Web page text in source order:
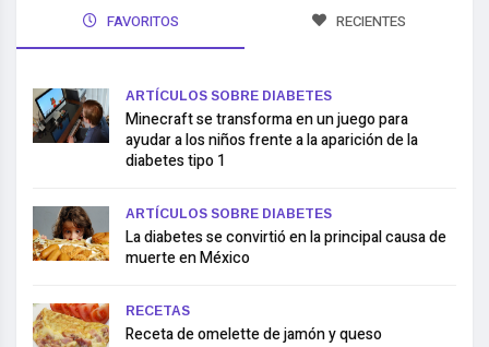
FAVORITOS RECIENTES
ARTÍCULOS SOBRE DIABETES
Minecraft se transforma en un juego para
ayudar a los niños frente a la aparición de la
diabetes tipo 1
ARTÍCULOS SOBRE DIABETES
La diabetes se convirtió en la principal causa de
muerte en México
RECETAS
Receta de omelette de jamón y queso